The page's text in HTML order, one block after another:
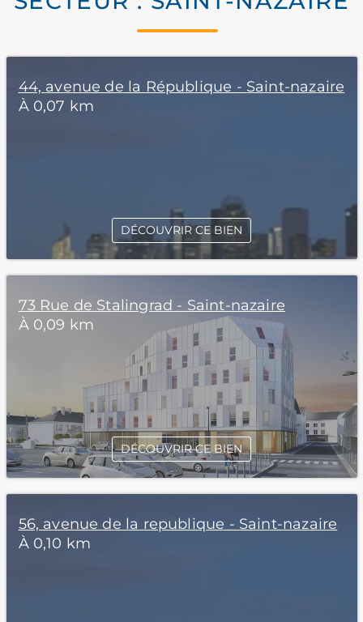
44, avenue de la République - Saint-nazaire
À 0,07 km
DÉCOUVRIR CE BIEN
73 Rue de Stalingrad - Saint-nazaire
À 0,09 km
DÉCOUVRIR CE BIEN
56, avenue de la republique - Saint-nazaire
À 0,10 km